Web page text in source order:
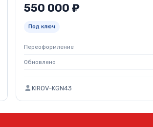
550 000 ₽
Под ключ
Переоформление
Обновлено
KIROV-KGN43